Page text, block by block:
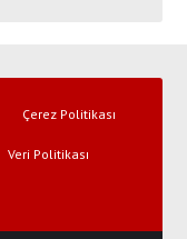
Çerez Politikası
Veri Politikası